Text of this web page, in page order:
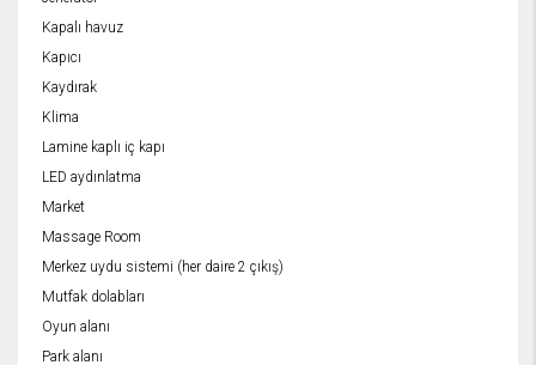
Kapalı havuz
Kapıcı
Kaydırak
Klima
Lamine kaplı iç kapı
LED aydınlatma
Market
Massage Room
Merkez uydu sistemi (her daire 2 çıkış)
Mutfak dolabları
Oyun alanı
Park alanı